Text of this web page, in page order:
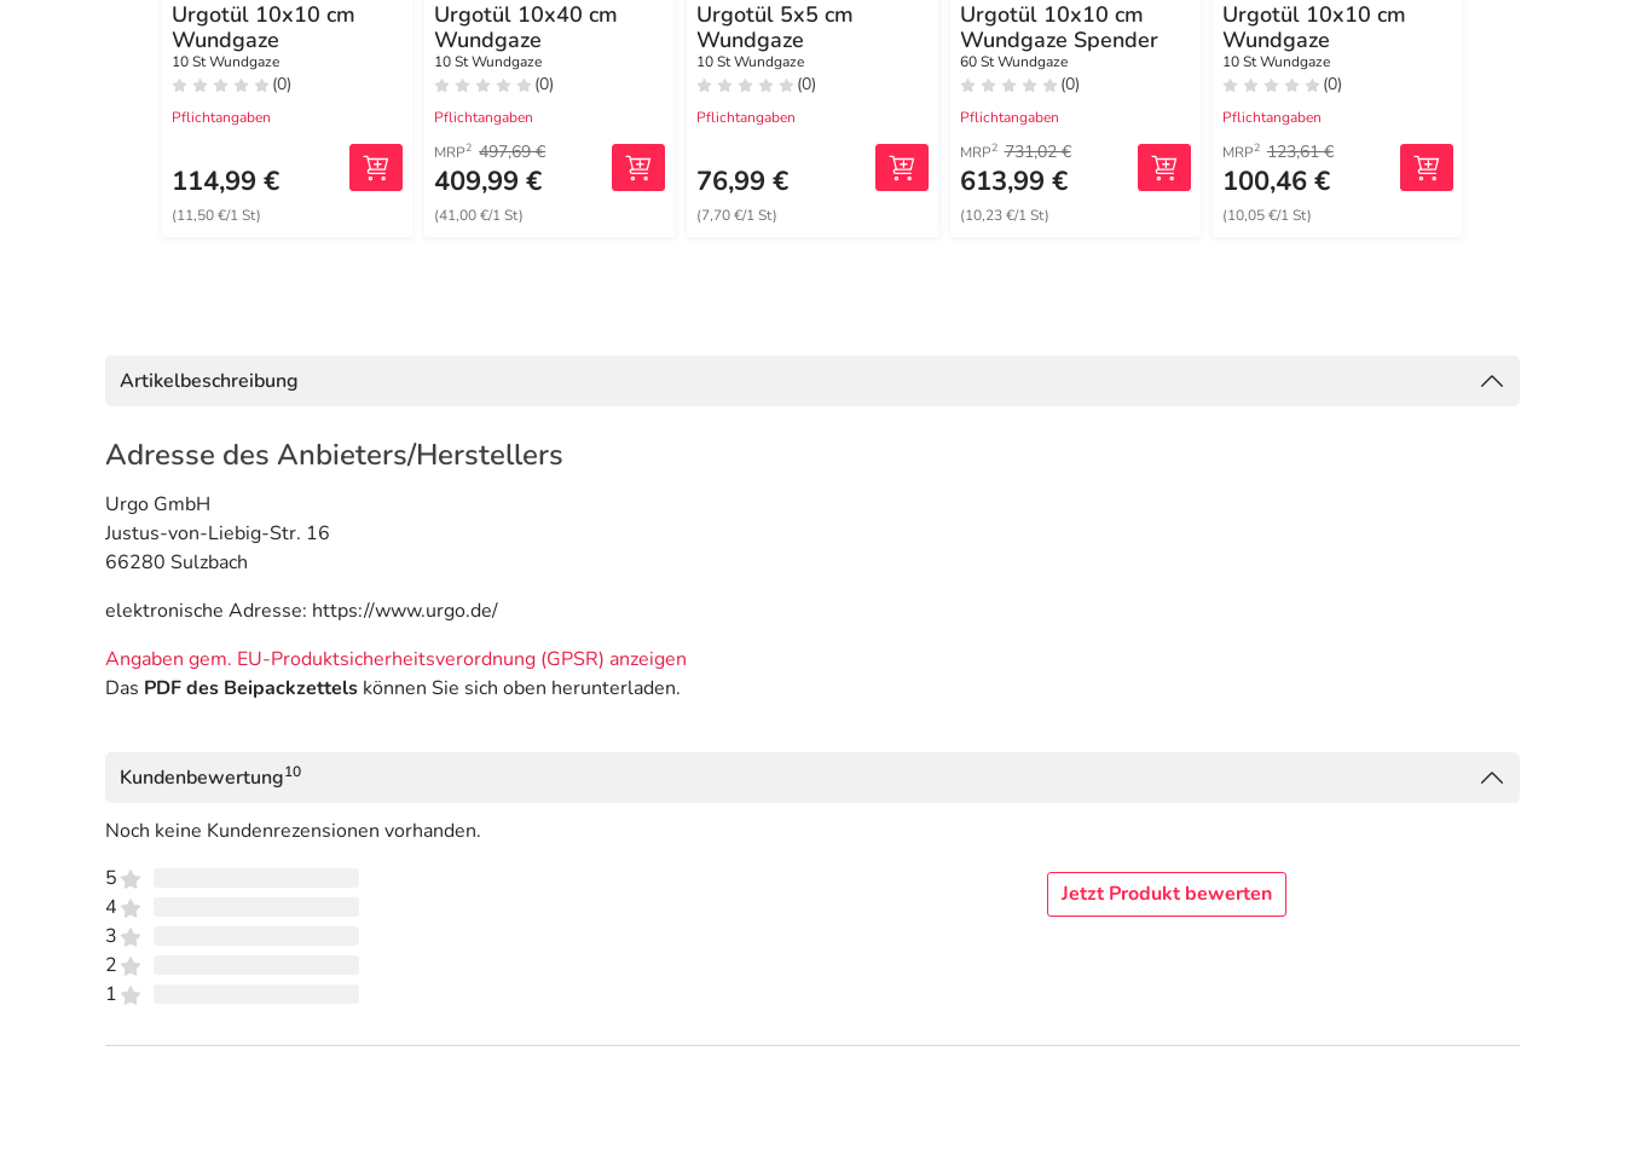
Urgotül 10x10 cm
Wundgaze
10 St Wundgaze
(0)
Pflichtangaben
114,99 €
(11,50 €/1 St)
Urgotül 10x40 cm
Wundgaze
10 St Wundgaze
(0)
Pflichtangaben
MRP2 497,69 €
409,99 €
(41,00 €/1 St)
Urgotül 5x5 cm
Wundgaze
10 St Wundgaze
(0)
Pflichtangaben
76,99 €
(7,70 €/1 St)
Urgotül 10x10 cm
Wundgaze Spender
60 St Wundgaze
(0)
Pflichtangaben
MRP2 731,02 €
613,99 €
(10,23 €/1 St)
Urgotül 10x10 cm
Wundgaze
10 St Wundgaze
(0)
Pflichtangaben
MRP2 123,61 €
100,46 €
(10,05 €/1 St)
Artikelbeschreibung
Adresse des Anbieters/Herstellers
Urgo GmbH
Justus-von-Liebig-Str. 16
66280 Sulzbach
elektronische Adresse: https://www.urgo.de/
Angaben gem. EU-Produktsicherheitsverordnung (GPSR) anzeigen
Das PDF des Beipackzettels können Sie sich oben herunterladen.
Kundenbewertung10
Noch keine Kundenrezensionen vorhanden.
5
4
3
2
1
Jetzt Produkt bewerten